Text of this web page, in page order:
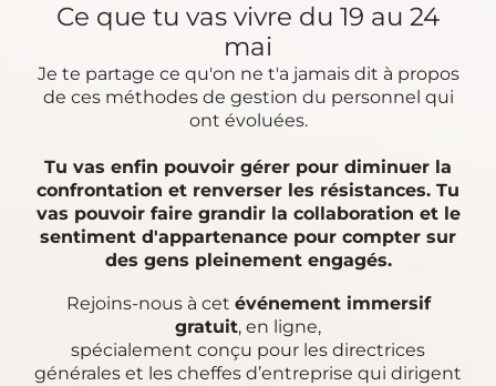
Ce que tu vas vivre du 19 au 24
mai
Je te partage ce qu'on ne t'a jamais dit à propos
de ces méthodes de gestion du personnel qui
ont évoluées.
Tu vas enfin pouvoir gérer pour diminuer la
confrontation et renverser les résistances. Tu
vas pouvoir faire grandir la collaboration et le
sentiment d'appartenance pour compter sur
des gens pleinement engagés.
Rejoins-nous à cet événement immersif
gratuit, en ligne,
spécialement conçu pour les directrices
générales et les cheffes d’entreprise qui dirigent